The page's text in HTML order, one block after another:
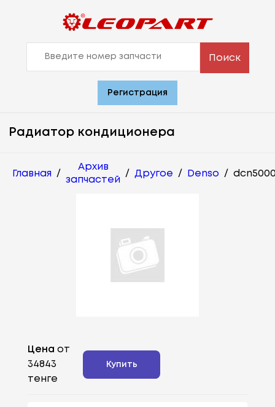
Поиск
Регистрация
Радиатор кондиционера
Главная /
Архив
запчастей
/ Другое / Denso /
Цена от
34843
тенге
Купить